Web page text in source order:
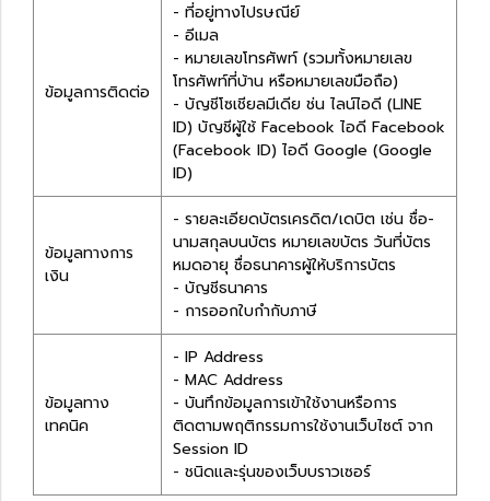
ข้อมูลการติดต่อ
- ที่อยู่ทางไปรษณีย์
- อีเมล
- หมายเลขโทรศัพท์ (รวมทั้งหมายเลข
โทรศัพท์ที่บ้าน หรือหมายเลขมือถือ)
- บัญชีโซเชียลมีเดีย ช่น ไลน์ไอดี (LINE
ID) บัญชีผู้ใช้ Facebook ไอดี Facebook
(Facebook ID) ไอดี Google (Google
ID)
ข้อมูลทางการ
เงิน
- รายละเอียดบัตรเครดิต/เดบิต เช่น ชื่อ-
นามสกุลบนบัตร หมายเลขบัตร วันที่บัตร
หมดอายุ ชื่อธนาคารผู้ให้บริการบัตร
- บัญชีธนาคาร
- การออกใบกำกับภาษี
ข้อมูลทาง
เทคนิค
- IP Address
- MAC Address
- บันทึกข้อมูลการเข้าใช้งานหรือการ
ติดตามพฤติกรรมการใช้งานเว็บไซต์ จาก
Session ID
- ชนิดและรุ่นของเว็บบราวเซอร์